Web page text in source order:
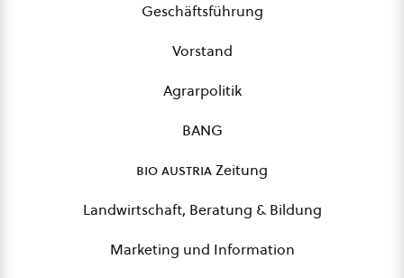
Geschäftsführung
Vorstand
Agrarpolitik
BANG
bio austriaZeitung
Landwirtschaft, Beratung & Bildung
Marketing und Information